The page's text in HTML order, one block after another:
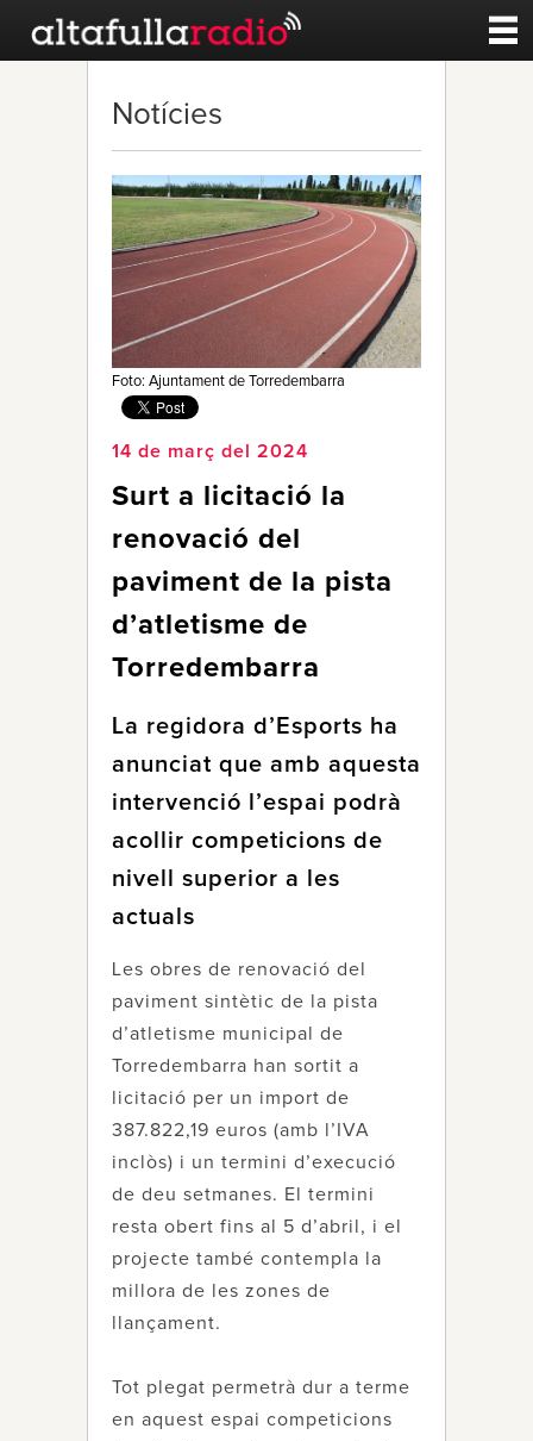
Esports
Noticies
Qui Som
Notícies
Foto: Ajuntament de Torredembarra
14 de març del 2024
Surt a licitació la
renovació del
paviment de la pista
d’atletisme de
Torredembarra
La regidora d’Esports ha
anunciat que amb aquesta
intervenció l’espai podrà
acollir competicions de
nivell superior a les
actuals
Les obres de renovació del
paviment sintètic de la pista
d’atletisme municipal de
Torredembarra han sortit a
licitació per un import de
387.822,19 euros (amb l’IVA
inclòs) i un termini d’execució
de deu setmanes. El termini
resta obert fins al 5 d’abril, i el
projecte també contempla la
millora de les zones de
llançament.
Tot plegat permetrà dur a terme
en aquest espai competicions